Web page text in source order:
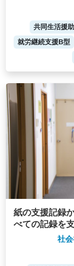
共同生活援助
就労継続支援B型
紙の支援記録
べての記録を
社